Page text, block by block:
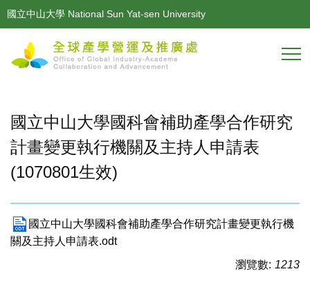
跳
到
要
國立中山大學 National Sun Yat-sen University
國立中山大學國科會補助產學合作研究
計畫變更執行機關及主持人申請表
(1070801生效)
國立中山大學國科會補助產學合作研究計畫變更執行機
關及主持人申請表.odt
瀏覽數: 1213